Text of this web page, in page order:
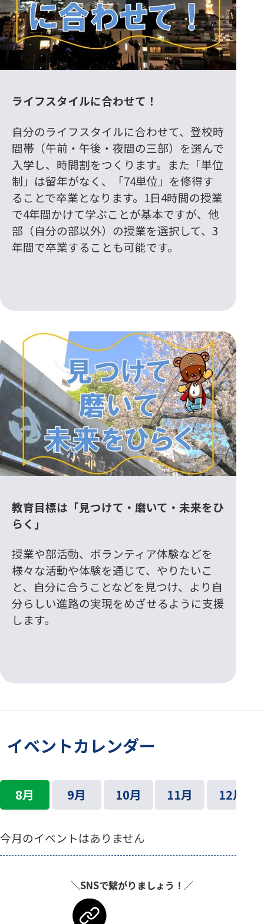
ライフスタイルに合わせて！
自分のライフスタイルに合わせて、登校時
間帯（午前・午後・夜間の三部）を選んで
入学し、時間割をつくります。また「単位
制」は留年がなく、「74単位」を修得す
ることで卒業となります。1日4時間の授業
で4年間かけて学ぶことが基本ですが、他
部（自分の部以外）の授業を選択して、3
年間で卒業することも可能です。
教育目標は「見つけて・磨いて・未来をひ
らく」
授業や部活動、ボランティア体験などを
様々な活動や体験を通じて、やりたいこ
と、自分に合うことなどを見つけ、より自
分らしい進路の実現をめざせるように支援
します。
イベントカレンダー
8月 9月 10月 11月 12月
今月のイベントはありません
＼SNSで繋がりましょう！／